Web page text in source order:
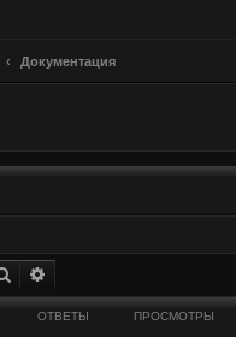
Документация
Поиск
ОТВЕТЫ ПРОСМОТРЫ